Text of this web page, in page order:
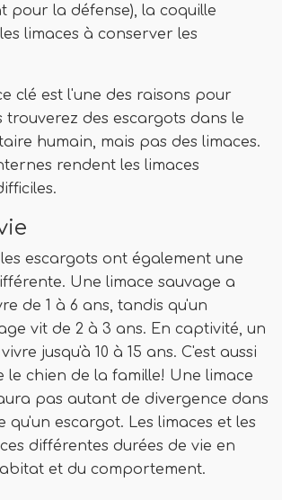
pour la défense), la coquille
limaces à conserver les
clé est l'une des raisons pour
trouverez des escargots dans le
humain, mais pas des limaces.
rendent les limaces
les escargots ont également une
Une limace sauvage a
de 1 à 6 ans, tandis qu'un
vit de 2 à 3 ans. En captivité, un
jusqu'à 10 à 15 ans. C'est aussi
le chien de la famille! Une limace
pas autant de divergence dans
qu'un escargot. Les limaces et les
différentes durées de vie en
et du comportement.